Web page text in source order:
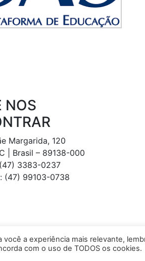
NOS
Margarida, 120
| Brasil – 89138-000
3383-0237
(47) 99103-0738
a experiência mais relevante,
com o uso de TODOS os cookies.